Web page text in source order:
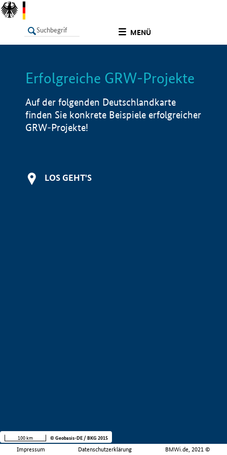
MENÜ
LISTE Info
Erfolgreiche GRW-Projekte
Auf der folgenden Deutschlandkarte
finden Sie konkrete Beispiele erfolgreicher
GRW-Projekte!
LOS GEHT'S
Impressum Datenschutzerklärung BMWi.de, 2021 ©
100 km © Geobasis-DE / BKG 2015